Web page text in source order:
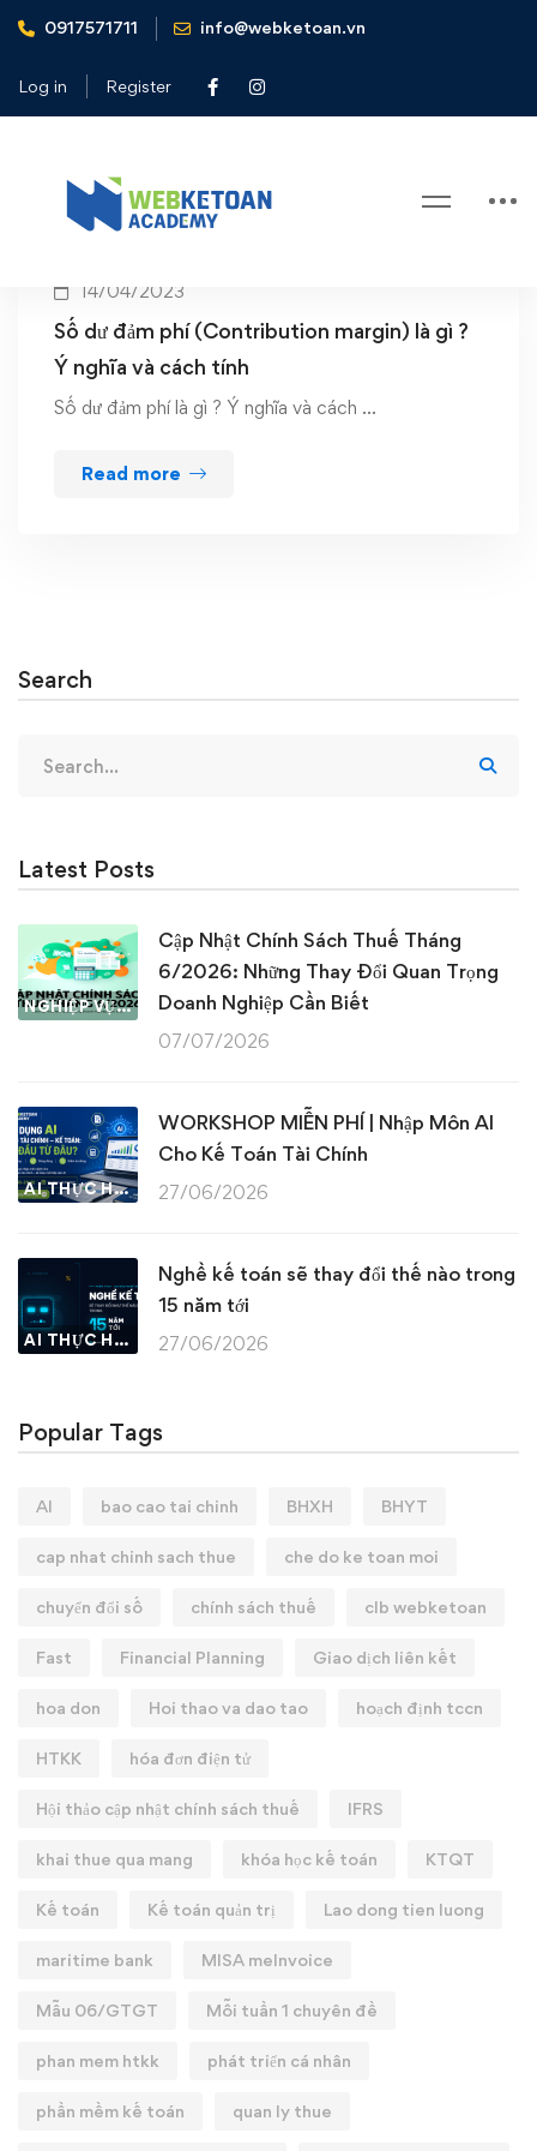
0917571711 info@webketoan.vn
Log in Register
Home CM
Tag: CM
14/04/2023
Số dư đảm phí (Contribution margin) là gì ?
Ý nghĩa và cách tính
Số dư đảm phí là gì ? Ý nghĩa và cách …
Read more
Search
for:
Latest Posts
NGHIỆP VỤ KẾ TOÁN & THUẾ
Cập Nhật Chính Sách Thuế Tháng
6/2026: Những Thay Đổi Quan Trọng
Doanh Nghiệp Cần Biết
07/07/2026
AI THỰC HÀNH
WORKSHOP MIỄN PHÍ | Nhập Môn AI
Cho Kế Toán Tài Chính
27/06/2026
AI THỰC HÀNH
Nghề kế toán sẽ thay đổi thế nào trong
15 năm tới
27/06/2026
Popular Tags
AI bao cao tai chinh BHXH BHYT
cap nhat chinh sach thue che do ke toan moi
chuyển đổi số chính sách thuế clb webketoan
Fast Financial Planning Giao dịch liên kết
hoa don Hoi thao va dao tao hoạch định tccn
HTKK hóa đơn điện tử
Hội thảo cập nhật chính sách thuế IFRS
khai thue qua mang khóa học kế toán KTQT
Kế toán Kế toán quản trị Lao dong tien luong
maritime bank MISA meInvoice
Mẫu 06/GTGT Mỗi tuần 1 chuyên đề
phan mem htkk phát triển cá nhân
phần mềm kế toán quan ly thue